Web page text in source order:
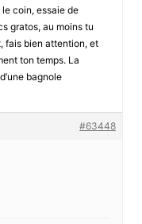
le coin, essaie de
gratos, au moins tu
fais bien attention, et
ton temps. La
bagnole
#63448